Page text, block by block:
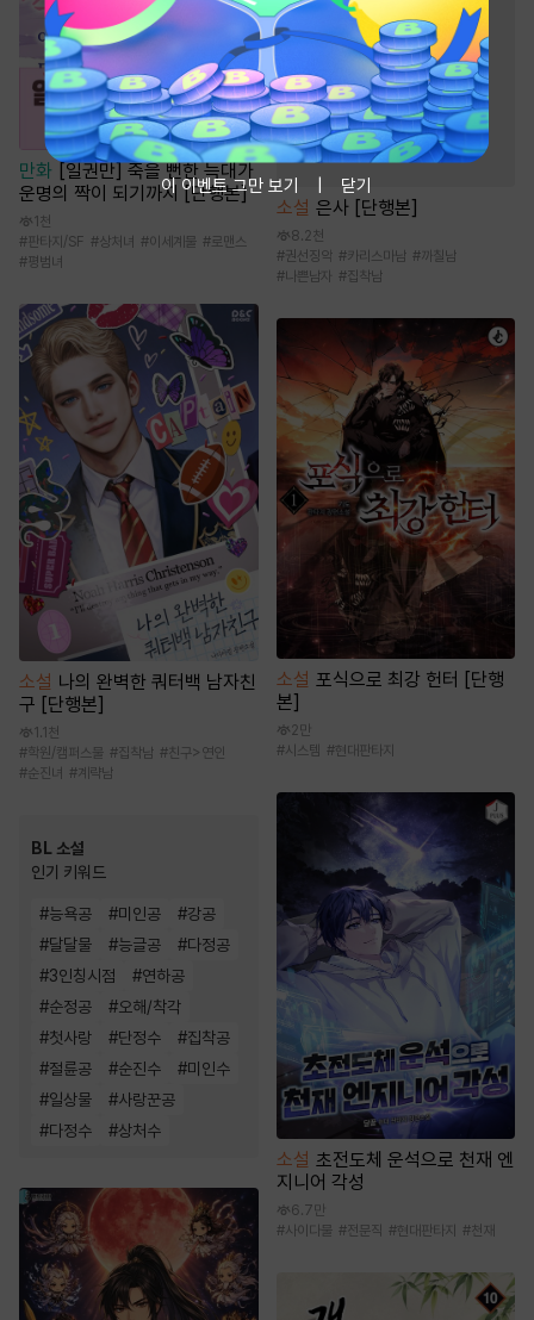
만화 [일권만] 죽을 뻔한 늑대가
운명의 짝이 되기까지 [단행본]
1천
#판타지/SF #상처녀 #이세계물 #로맨스
#평범녀
소설 나의 완벽한 쿼터백 남자친
구 [단행본]
1.1천
#학원/캠퍼스물 #집착남 #친구>연인
#순진녀 # 계략남
BL 소설
인기 키워드
#능욕공 #미인공 #강공
#달달물 #능글공 #다정공
#3인칭시점 #연하공
#순정공 #오해/착각
#첫사랑 #단정수 #집착공
#절륜공 #순진수 #미인수
#일상물 #사랑꾼공
#다정수 #상처수
소설 은사 [단행본]
8.2천
#권선징악 #카리스마남 #까칠남
#나쁜남자 #집착남
소설 포식으로 최강 헌터 [단행
본]
2만
#시스템 #현대판타지
소설 초전도체 운석으로 천재 엔
지니어 각성
6.7만
#사이다물 #전문직 #현대판타지 #천재
이 이벤트 그만 보기 닫기